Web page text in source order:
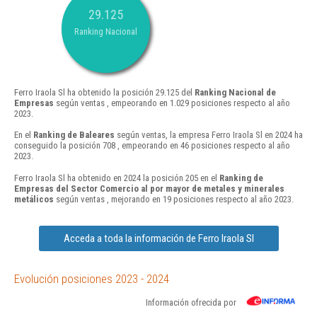
29.125
Ranking Nacional
Ferro Iraola Sl ha obtenido la posición 29.125 del Ranking Nacional de
Empresas según ventas , empeorando en 1.029 posiciones respecto al año
2023.
En el Ranking de Baleares según ventas, la empresa Ferro Iraola Sl en 2024 ha
conseguido la posición 708 , empeorando en 46 posiciones respecto al año
2023.
Ferro Iraola Sl ha obtenido en 2024 la posición 205 en el Ranking de
Empresas del Sector Comercio al por mayor de metales y minerales
metálicos según ventas , mejorando en 19 posiciones respecto al año 2023.
Acceda a toda la información de Ferro Iraola Sl
Evolución posiciones 2023 - 2024
Información ofrecida por